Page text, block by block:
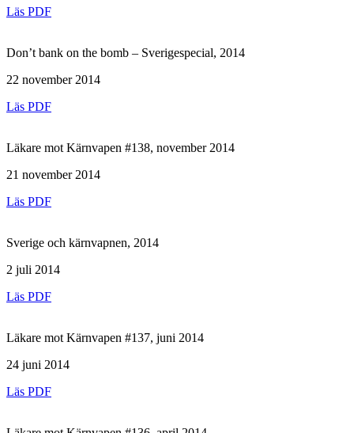
Läs PDF
Don’t bank on the bomb – Sverigespecial, 2014
22 november 2014
Läs PDF
Läkare mot Kärnvapen #138, november 2014
21 november 2014
Läs PDF
Sverige och kärnvapnen, 2014
2 juli 2014
Läs PDF
Läkare mot Kärnvapen #137, juni 2014
24 juni 2014
Läs PDF